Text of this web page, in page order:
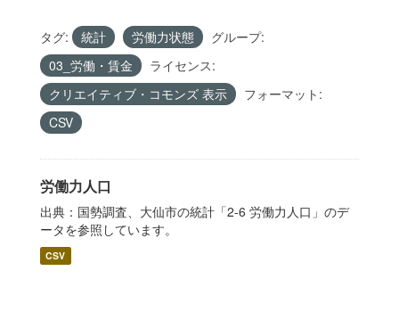
タグ: 統計 労働力状態
グループ:
03_労働・賃金
ライセンス:
クリエイティブ・コモンズ 表示
フォーマット:
CSV
労働力人口
出典：国勢調査、大仙市の統計「2-6 労働力人口」のデ
ータを参照しています。
CSV